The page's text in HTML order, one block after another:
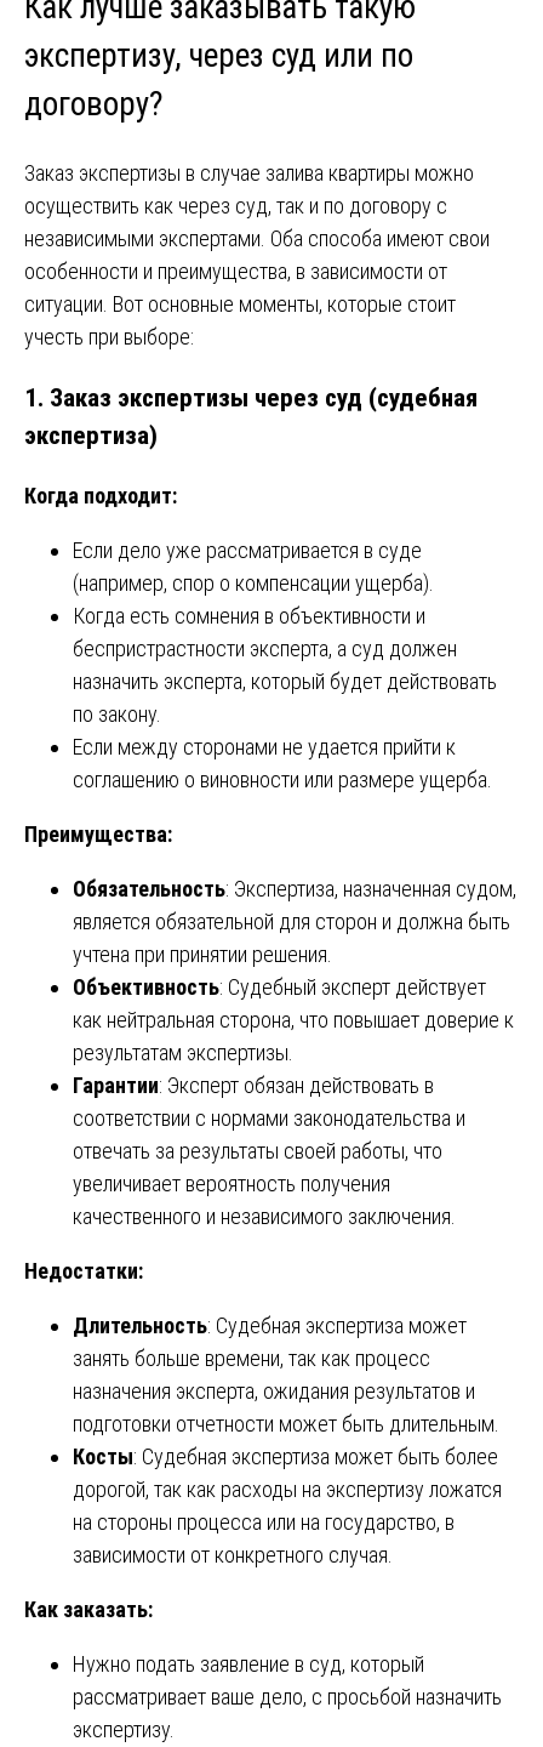
экспертизу, через суд или по
договору?
Заказ экспертизы в случае залива квартиры можно
осуществить как через суд, так и по договору с
независимыми экспертами. Оба способа имеют свои
особенности и преимущества, в зависимости от
ситуации. Вот основные моменты, которые стоит
учесть при выборе:
1. Заказ экспертизы через суд (судебная
экспертиза)
Когда подходит:
Если дело уже рассматривается в суде
(например, спор о компенсации ущерба).
Когда есть сомнения в объективности и
беспристрастности эксперта, а суд должен
назначить эксперта, который будет действовать
по закону.
Если между сторонами не удается прийти к
соглашению о виновности или размере ущерба.
Преимущества:
Обязательность: Экспертиза, назначенная судом,
является обязательной для сторон и должна быть
учтена при принятии решения.
Объективность: Судебный эксперт действует
как нейтральная сторона, что повышает доверие к
результатам экспертизы.
Гарантии: Эксперт обязан действовать в
соответствии с нормами законодательства и
отвечать за результаты своей работы, что
увеличивает вероятность получения
качественного и независимого заключения.
Недостатки:
Длительность: Судебная экспертиза может
занять больше времени, так как процесс
назначения эксперта, ожидания результатов и
подготовки отчетности может быть длительным.
Косты: Судебная экспертиза может быть более
дорогой, так как расходы на экспертизу ложатся
на стороны процесса или на государство, в
зависимости от конкретного случая.
Как заказать:
Нужно подать заявление в суд, который
рассматривает ваше дело, с просьбой назначить
экспертизу.